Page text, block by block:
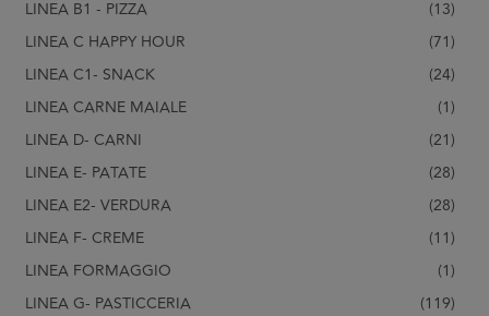
LINEA B1 - PIZZA
(13)
LINEA C HAPPY HOUR
(71)
LINEA C1- SNACK
(24)
LINEA CARNE MAIALE
(1)
LINEA D- CARNI
(21)
LINEA E- PATATE
(28)
LINEA E2- VERDURA
(28)
LINEA F- CREME
(11)
LINEA FORMAGGIO
(1)
LINEA G- PASTICCERIA
(119)